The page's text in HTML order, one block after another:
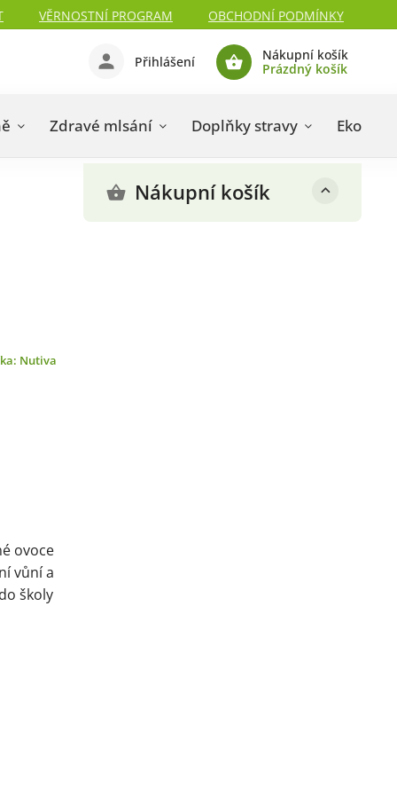
VĚRNOSTNÍ PROGRAM OBCHODNÍ PODMÍNKY
Nákupní košík
Prázdný košík
Přihlášení
Zdravé mlsání Doplňky stravy Eko
Nákupní košík
Nutiva
ovoce
vůní a
školy